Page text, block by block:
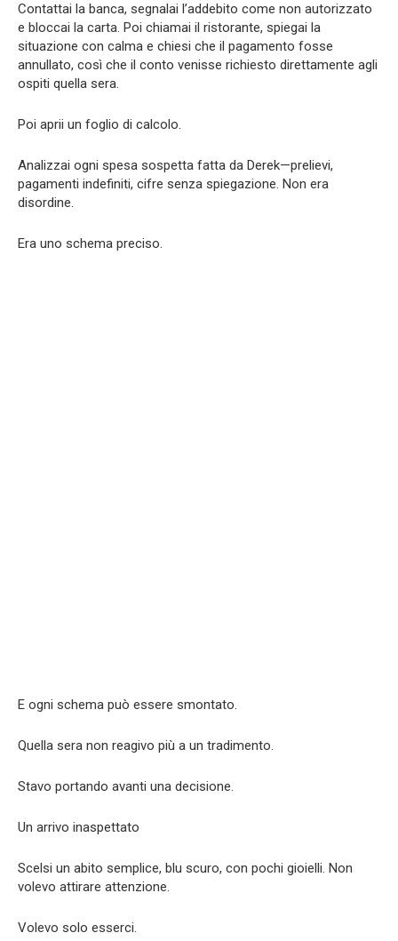
Contattai la banca, segnalai l’addebito come non autorizzato
e bloccai la carta. Poi chiamai il ristorante, spiegai la
situazione con calma e chiesi che il pagamento fosse
annullato, così che il conto venisse richiesto direttamente agli
ospiti quella sera.
Poi aprii un foglio di calcolo.
Analizzai ogni spesa sospetta fatta da Derek—prelievi,
pagamenti indefiniti, cifre senza spiegazione. Non era
disordine.
Era uno schema preciso.
E ogni schema può essere smontato.
Quella sera non reagivo più a un tradimento.
Stavo portando avanti una decisione.
Un arrivo inaspettato
Scelsi un abito semplice, blu scuro, con pochi gioielli. Non
volevo attirare attenzione.
Volevo solo esserci.